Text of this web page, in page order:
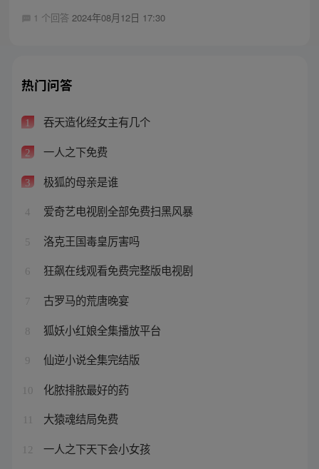
1 个回答 2024年08月12日 17:30
热门问答
1 吞天造化经女主有几个
2 一人之下免费
3 极狐的母亲是谁
4 爱奇艺电视剧全部免费扫黑风暴
5 洛克王国毒皇厉害吗
6 狂飙在线观看免费完整版电视剧
7 古罗马的荒唐晚宴
8 狐妖小红娘全集播放平台
9 仙逆小说全集完结版
10 化脓排脓最好的药
大猿魂结局免费
12 一人之下天下会小女孩